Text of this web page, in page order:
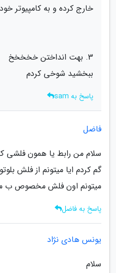
خارج کرده و به کامپیوتر
3. بهت انداختن خخخخخ
ببخشید شوخی کردم
پاسخ به sam
فاضل
سلام من رابط یا همون
گم کردم ایا میتونم از فلش
میتونم اون فلش مخصوص ب
پاسخ به فاضل
یونس هادی نژاد
سلام